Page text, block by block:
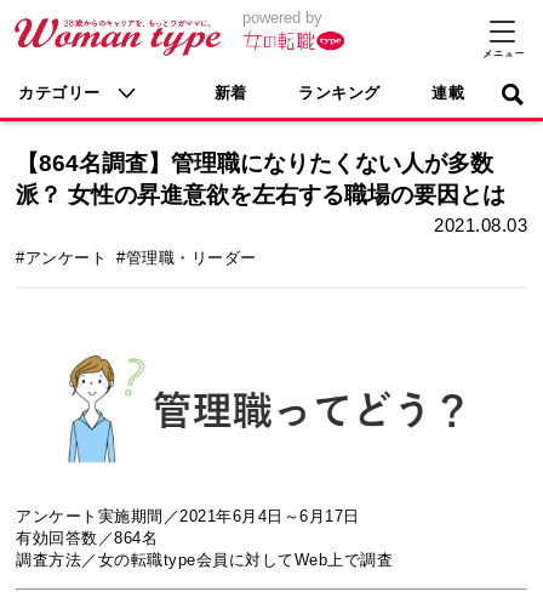
powered by
カテゴリー 新着 ランキング 連載
【864名調査】管理職になりたくない人が多数
派？ 女性の昇進意欲を左右する職場の要因とは
2021.08.03
#アンケート #管理職・リーダー
アンケート実施期間／2021年6月4日～6月17日
有効回答数／864名
調査方法／女の転職type会員に対してWeb上で調査